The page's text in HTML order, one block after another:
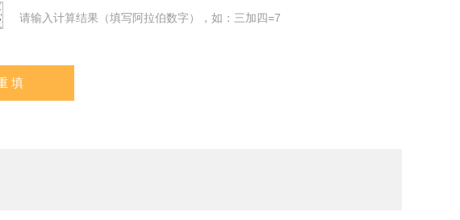
请输入计算结果（填写阿拉伯数字），如：三加四=7